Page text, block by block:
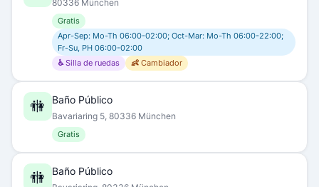
80336 München
Gratis
Apr-Sep: Mo-Th 06:00-02:00; Oct-Mar: Mo-Th 06:00-22:00;
Fr-Su, PH 06:00-02:00
♿ Silla de ruedas
👶 Cambiador
🚻 Baño Público
Bavariaring 5, 80336 München
Gratis
🚻 Baño Público